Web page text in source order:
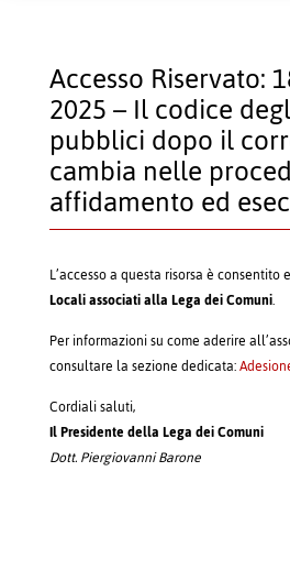
Accesso Riservato:
2025 – Il codice
pubblici dopo il
cambia nelle
affidamento ed
L’accesso a questa risorsa è
Locali associati alla Lega dei Comuni.
Per informazioni su come aderire
consultare la sezione dedicata:
Cordiali saluti,
Il Presidente della Lega dei Comuni
Dott. Piergiovanni Barone